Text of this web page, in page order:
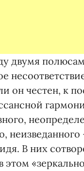
двумя
он честен, к
В них
этом